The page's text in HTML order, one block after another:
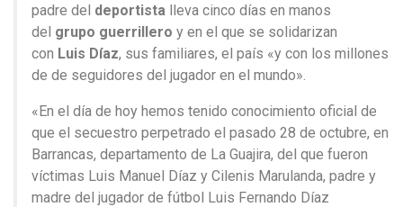
padre del deportista lleva cinco días en manos
del grupo guerrillero y en el que se solidarizan
con Luis Díaz, sus familiares, el país «y con los millones
de de seguidores del jugador en el mundo».
«En el día de hoy hemos tenido conocimiento oficial de
que el secuestro perpetrado el pasado 28 de octubre, en
Barrancas, departamento de La Guajira, del que fueron
víctimas Luis Manuel Díaz y Cilenis Marulanda, padre y
madre del jugador de fútbol Luis Fernando Díaz